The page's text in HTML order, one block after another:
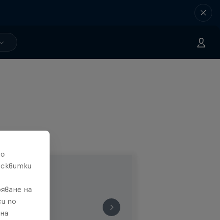
на
по